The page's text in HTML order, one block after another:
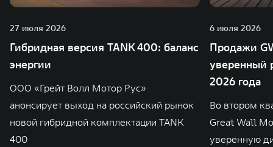
27 июля 2026
Гибридная версия TANK 400: баланс
энергии
ООО «Грейт Волл Мотор Рус»
анонсирует выход на российский рынок
новой гибридной комплектации TANK
400
6 июля 2026
Продажи
уверенный
2026 года
Во втором
Great Wall
уверенную